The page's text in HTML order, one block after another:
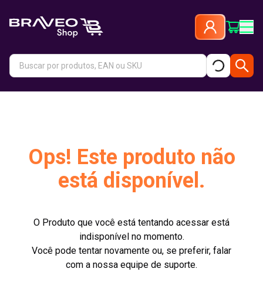
Ops! Este produto não
está disponível.
O Produto que você está tentando acessar está
indisponível no momento.
Você pode tentar novamente ou, se preferir, falar
com a nossa equipe de suporte.